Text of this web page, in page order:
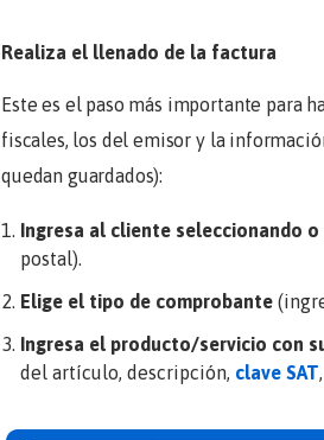
Realiza el llenado de la factura
Este es el paso más importante para
fiscales, los del emisor y la
quedan guardados):
Ingresa al cliente seleccionando
postal).
Elige el tipo de comprobante
Ingresa el producto/servicio con
del artículo, descripción, clave SAT